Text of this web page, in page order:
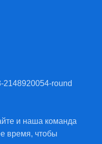
и наша команда
время, чтобы